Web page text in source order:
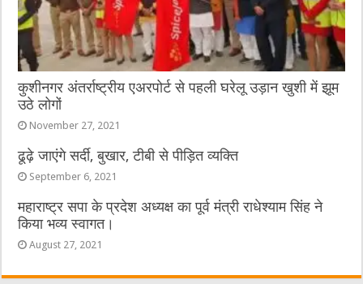
कुशीनगर अंतर्राष्ट्रीय एअरपोर्ट से पहली घरेलू उड़ान खुशी में झूम
उठे लोगों
November 27, 2021
ढूढ़े जाएंगे सर्दी, बुखार, टीबी से पीड़ित व्यक्ति
September 6, 2021
महाराष्ट्र सपा के प्रदेश अध्यक्ष का पूर्व मंत्री राधेश्याम सिंह ने
किया भव्य स्वागत।
August 27, 2021